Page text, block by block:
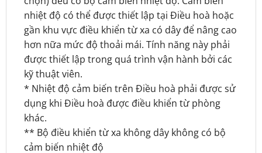
nhiệt độ có thể được thiết lập tại Điều hoà hoặc
gần khu vực điều khiển từ xa có dây để nâng cao
hơn nữa mức độ thoải mái. Tính năng này phải
được thiết lập trong quá trình vận hành bởi các
kỹ thuật viên.
* Nhiệt độ cảm biến trên Điều hoà phải được sử
dụng khi Điều hoà được điều khiển từ phòng
khác.
** Bộ điều khiển từ xa không dây không có bộ
cảm biến nhiệt độ